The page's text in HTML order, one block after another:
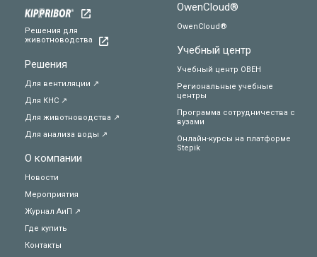
Решения для
животноводства
Решения
Для вентиляции ↗
Для КНС ↗
Для животноводства ↗
Для анализа воды ↗
О компании
Новости
Мероприятия
Журнал АиП ↗
Где купить
Контакты
OwenCloud®
OwenCloud®
Учебный центр
Учебный центр ОВЕН
Региональные учебные
центры
Программа сотрудничества с
вузами
Онлайн-курсы на платформе
Stepik